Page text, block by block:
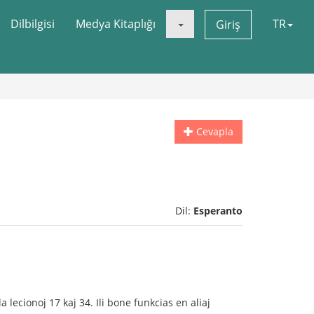
Dilbilgisi Medya Kitaplığı Giriş TR
Cevapla
Dil: Esperanto
lecionoj 17 kaj 34. Ili bone funkcias en aliaj